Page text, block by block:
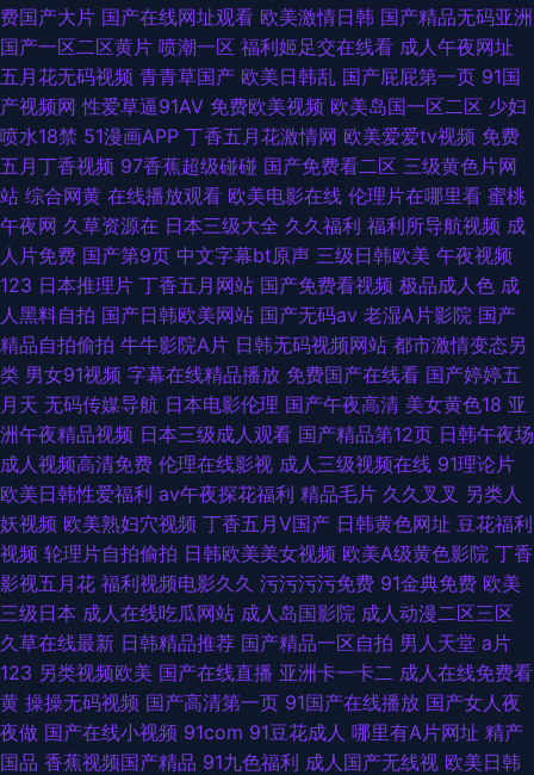
费国产大片 国产在线网址观看 欧美激情日韩 国产精品无码亚洲
国产一区二区黄片 喷潮一区 福利姬足交在线看 成人午夜网址
五月花无码视频 青青草国产 欧美日韩乱 国产屁屁第一页 91国
产视频网 性爱草逼91AV 免费欧美视频 欧美岛国一区二区 少妇
喷水18禁 51漫画APP 丁香五月花激情网 欧美爱爱tv视频 免费
五月丁香视频 97香蕉超级碰碰 国产免费看二区 三级黄色片网
站 综合网黄 在线播放观看 欧美电影在线 伦理片在哪里看 蜜桃
午夜网 久草资源在 日本三级大全 久久福利 福利所导航视频 成
人片免费 国产第9页 中文字幕bt原声 三级日韩欧美 午夜视频
123 日本推理片 丁香五月网站 国产免费看视频 极品成人色 成
人黑料自拍 国产日韩欧美网站 国产无码av 老湿A片影院 国产
精品自拍偷拍 牛牛影院A片 日韩无码视频网站 都市激情变态另
类 男女91视频 字幕在线精品播放 免费国产在线看 国产婷婷五
月天 无码传媒导航 日本电影伦理 国产午夜高清 美女黄色18 亚
洲午夜精品视频 日本三级成人观看 国产精品第12页 日韩午夜场
成人视频高清免费 伦理在线影视 成人三级视频在线 91理论片
欧美日韩性爱福利 av午夜探花福利 精品毛片 久久叉叉 另类人
妖视频 欧美熟妇穴视频 丁香五月V国产 日韩黄色网址 豆花福利
视频 轮理片自拍偷拍 日韩欧美美女视频 欧美A级黄色影院 丁香
影视五月花 福利视频电影久久 污污污污免费 91金典免费 欧美
三级日本 成人在线吃瓜网站 成人岛国影院 成人动漫二区三区
久草在线最新 日韩精品推荐 国产精品一区自拍 男人天堂 a片
123 另类视频欧美 国产在线直播 亚洲卡一卡二 成人在线免费看
黄 操操无码视频 国产高清第一页 91国产在线播放 国产女人夜
夜做 国产在线小视频 91com 91豆花成人 哪里有A片网址 精产
国品 香蕉视频国产精品 91九色福利 成人国产无线视 欧美日韩